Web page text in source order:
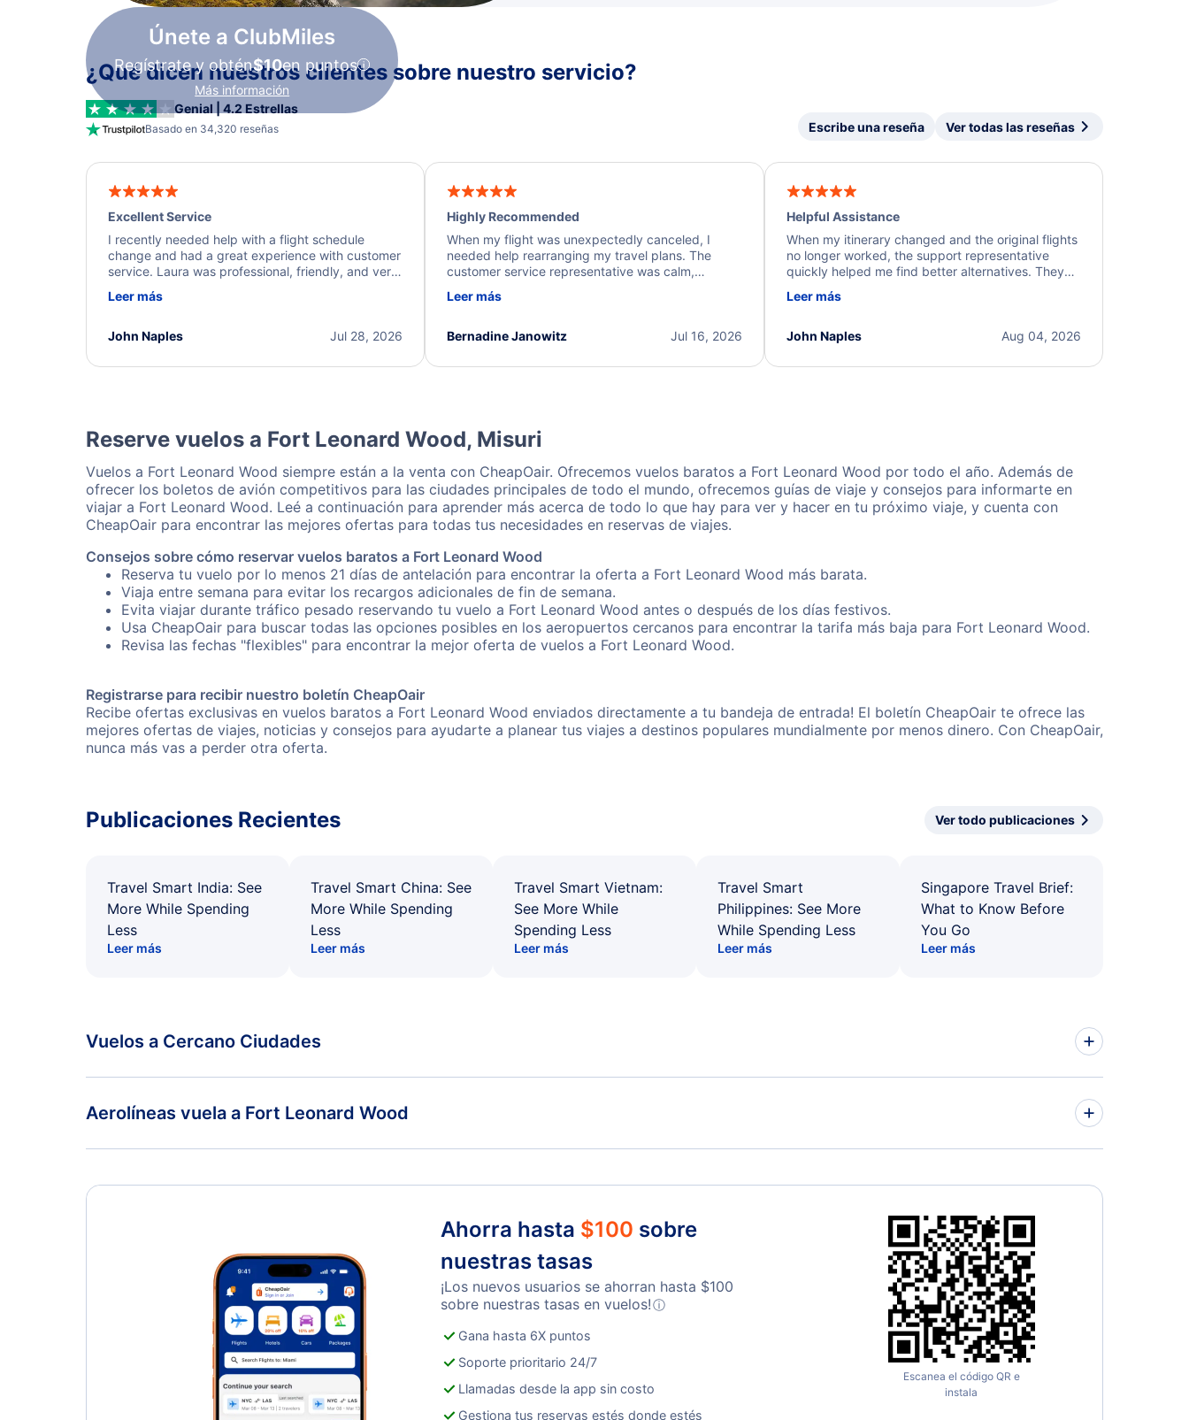
Únete a ClubMiles
Regístrate y obtén$10en puntos
Más información
¿Qué dicen nuestros clientes sobre nuestro servicio?
Genial | 4.2 Estrellas
Basado en 34,320 reseñas Escribe una reseña Ver todas las reseñas
Excellent Service
I recently needed help with a flight schedule
change and had a great experience with customer
service. Laura was professional, friendly, and very
a solution and kept me informed of the next steps.
Leer más
Jul 28, 2026
John Naples
Highly Recommended
When my flight was unexpectedly canceled, I
needed help rearranging my travel plans. The
customer service representative was calm,
process. They quickly found alternative flight
I truly appreciate the excellent support and
Leer más
Jul 16, 2026
Bernadine Janowitz
Helpful Assistance
When my itinerary changed and the original flights
no longer worked, the support representative
quickly helped me find better alternatives. They
beyond to resolve the issue. I'm grateful for the
Leer más
Aug 04, 2026
John Naples
Reserve vuelos a Fort Leonard Wood, Misuri
Vuelos a Fort Leonard Wood siempre están a la venta con CheapOair. Ofrecemos vuelos baratos a Fort Leonard Wood por todo el año. Además de
ofrecer los boletos de avión competitivos para las ciudades principales de todo el mundo, ofrecemos guías de viaje y consejos para informarte en
viajar a Fort Leonard Wood. Leé a continuación para aprender más acerca de todo lo que hay para ver y hacer en tu próximo viaje, y cuenta con
CheapOair para encontrar las mejores ofertas para todas tus necesidades en reservas de viajes.
Consejos sobre cómo reservar vuelos baratos a Fort Leonard Wood
Reserva tu vuelo por lo menos 21 días de antelación para encontrar la oferta a Fort Leonard Wood más barata.
Viaja entre semana para evitar los recargos adicionales de fin de semana.
Evita viajar durante tráfico pesado reservando tu vuelo a Fort Leonard Wood antes o después de los días festivos.
Usa CheapOair para buscar todas las opciones posibles en los aeropuertos cercanos para encontrar la tarifa más baja para Fort Leonard Wood.
Revisa las fechas "flexibles" para encontrar la mejor oferta de vuelos a Fort Leonard Wood.
Registrarse para recibir nuestro boletín CheapOair
Recibe ofertas exclusivas en vuelos baratos a Fort Leonard Wood enviados directamente a tu bandeja de entrada! El boletín CheapOair te ofrece las
mejores ofertas de viajes, noticias y consejos para ayudarte a planear tus viajes a destinos populares mundialmente por menos dinero. Con CheapOair,
nunca más vas a perder otra oferta.
Publicaciones Recientes Ver todo publicaciones
Travel Smart India: See
More While Spending
Less
Leer más
Travel Smart China: See
More While Spending
Less
Leer más
Travel Smart Vietnam:
See More While
Spending Less
Leer más
Travel Smart
Philippines: See More
While Spending Less
Leer más
Singapore Travel Brief:
What to Know Before
You Go
Leer más
Vuelos a Cercano Ciudades
Aerolíneas vuela a Fort Leonard Wood
Ahorra hasta $100 sobre
nuestras tasas
¡Los nuevos usuarios se ahorran hasta $100
sobre nuestras tasas en vuelos!ⓘ
Gana hasta 6X puntos
Soporte prioritario 24/7
Llamadas desde la app sin costo
Gestiona tus reservas estés donde estés
Escanea el código QR e
instala